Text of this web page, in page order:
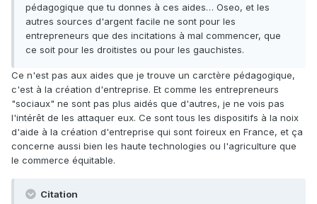
pédagogique que tu donnes à ces aides… Oseo, et les
autres sources d'argent facile ne sont pour les
entrepreneurs que des incitations à mal commencer, que
ce soit pour les droitistes ou pour les gauchistes.
Ce n'est pas aux aides que je trouve un carctère pédagogique,
c'est à la création d'entreprise. Et comme les entrepreneurs
"sociaux" ne sont pas plus aidés que d'autres, je ne vois pas
l'intérêt de les attaquer eux. Ce sont tous les dispositifs à la noix
d'aide à la création d'entreprise qui sont foireux en France, et ça
concerne aussi bien les haute technologies ou l'agriculture que
le commerce équitable.
Citation